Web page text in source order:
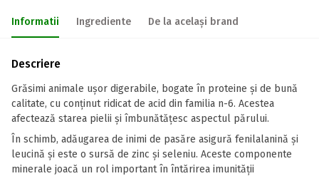
Informatii Ingrediente De la același brand
Descriere
Grăsimi animale ușor digerabile, bogate în proteine și de bună
calitate, cu conținut ridicat de acid din familia n-6. Acestea
afectează starea pielii și îmbunătățesc aspectul părului.
În schimb, adăugarea de inimi de pasăre asigură fenilalanină și
leucină și este o sursă de zinc și seleniu. Aceste componente
minerale joacă un rol important în întărirea imunității